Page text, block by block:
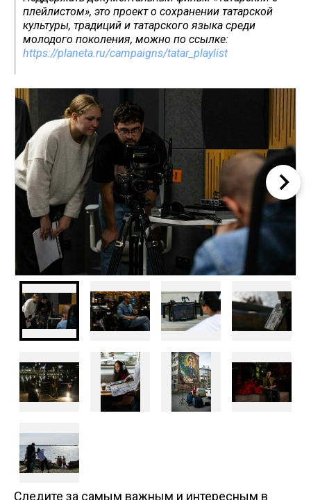
плейлистом», это проект о сохранении татарской
культуры, традиций и татарского языка среди
молодого поколения, можно по ссылке:
https://planeta.ru/campaigns/tatar_playlist
Следите за самым важным и интересным в